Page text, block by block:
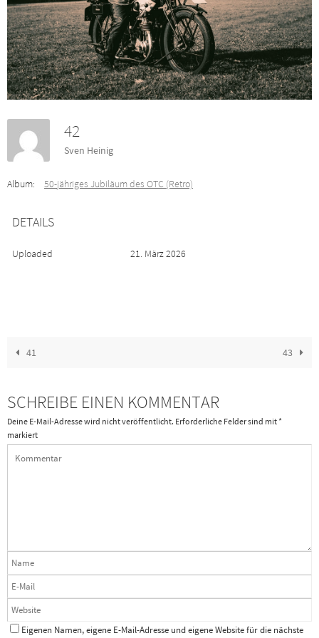
42
Sven Heinig
Album: 50-jähriges Jubiläum des OTC (Retro)
DETAILS
Uploaded 21. März 2026
41 43
SCHREIBE EINEN KOMMENTAR
Deine E-Mail-Adresse wird nicht veröffentlicht. Erforderliche Felder sind mit*
markiert
Eigenen Namen, eigene E-Mail-Adresse und eigene Website für die nächste